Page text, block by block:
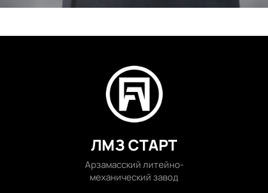
ЛМЗ СТАРТ
Арзамасский литейно-
механический завод